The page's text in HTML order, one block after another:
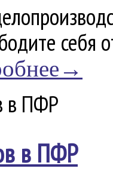
себя
в ПФР